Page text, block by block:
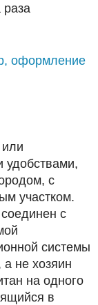
раза
оформление
удобствами,
с
участком.
с
системы
а не хозяин
на одного
в